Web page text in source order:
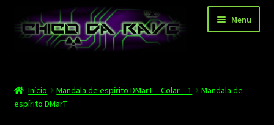
para
navegação
para
Menu
Depoimentos
Início Mandala de espírito DMarT – Colar – 1
Mandala de
espírito DMarT